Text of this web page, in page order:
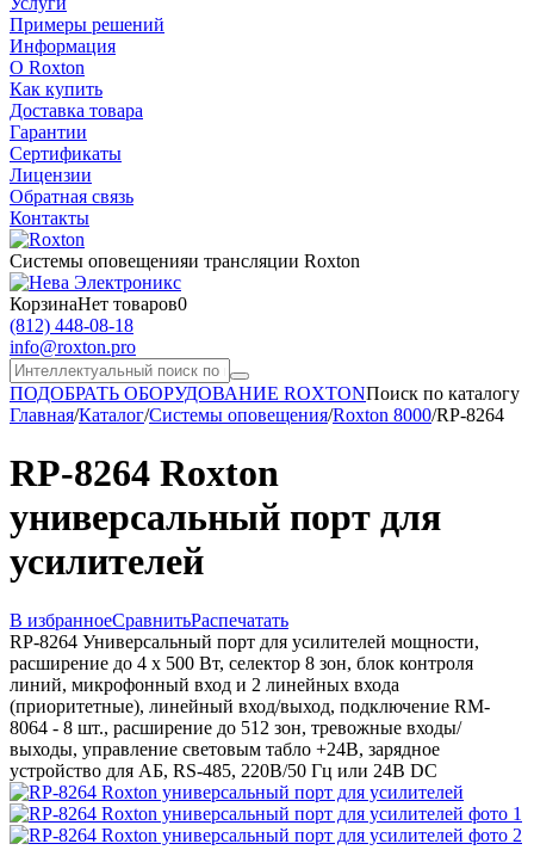
Примеры решений
Информация
О Roxton
Как купить
Доставка товара
Гарантии
Сертификаты
Лицензии
Обратная связь
Контакты
Системы оповещенияи трансляции Roxton
КорзинаНет товаров0
(812) 448-08-18
info@roxton.pro
ПОДОБРАТЬ ОБОРУДОВАНИЕ ROXTONПоиск по каталогу
Главная/Каталог/Системы оповещения/Roxton 8000/RP-8264
RP-8264 Roxton
универсальный порт для
усилителей
В избранноеСравнитьРаспечатать
RP-8264 Универсальный порт для усилителей мощности,
расширение до 4 х 500 Вт, селектор 8 зон, блок контроля
линий, микрофонный вход и 2 линейных входа
(приоритетные), линейный вход/выход, подключение RM-
8064 - 8 шт., расширение до 512 зон, тревожные входы/
выходы, управление световым табло +24В, зарядное
устройство для АБ, RS-485, 220В/50 Гц или 24B DC